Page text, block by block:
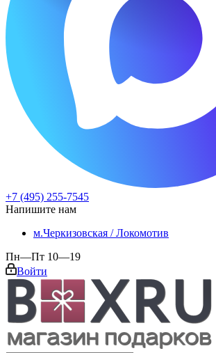
+7 (495) 255-7545
Напишите нам
м.Черкизовская / Локомотив
Пн—Пт 10—19
Войти